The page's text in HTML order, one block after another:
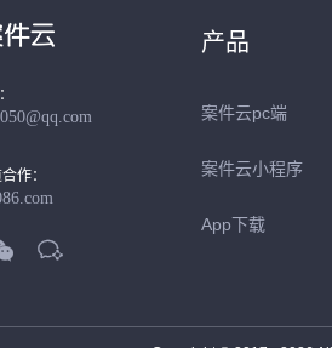
作：

产品
案件云pc端
案件云小程序
App下载